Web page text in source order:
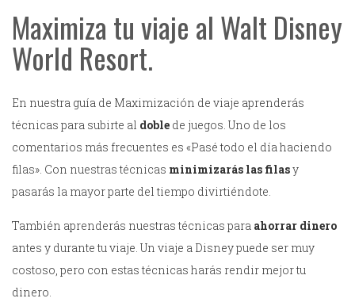
Maximiza tu viaje al Walt Disney
World Resort.
En nuestra guía de Maximización de viaje aprenderás
técnicas para subirte al doble de juegos. Uno de los
comentarios más frecuentes es «Pasé todo el día haciendo
filas». Con nuestras técnicas minimizarás las filasy
pasarás la mayor parte del tiempo divirtiéndote.
También aprenderás nuestras técnicas para ahorrar dinero
antes y durante tu viaje. Un viaje a Disney puede ser muy
costoso, pero con estas técnicas harás rendir mejor tu
dinero.